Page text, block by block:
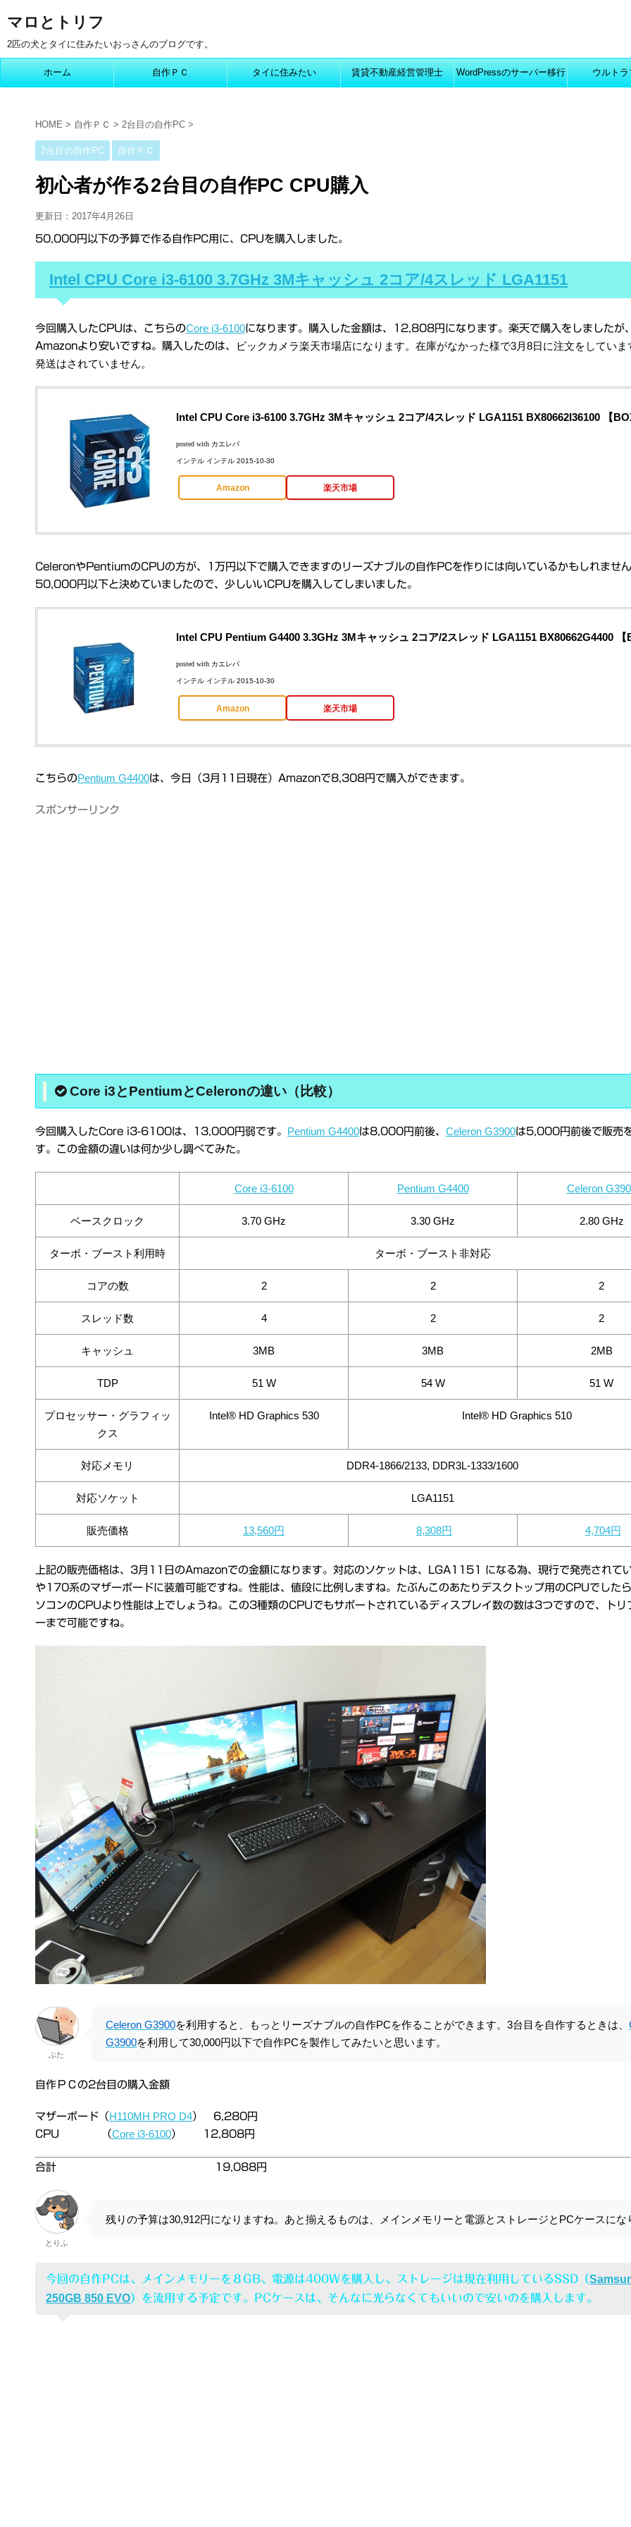
マロとトリフ
2匹の犬とタイに住みたいおっさんのブログです。
ホーム 自作ＰＣ タイに住みたい 賃貸不動産経営管理士 WordPressのサーバー移行 ウルトラ
HOME > 自作ＰＣ > 2台目の自作PC >
2台目の自作PC 自作ＰＣ
初心者が作る2台目の自作PC CPU購入
更新日： 2017年4月26日
50,000円以下の予算で作る自作PC用に、CPUを購入しました。
Intel CPU Core i3-6100 3.7GHz 3Mキャッシュ 2コア/4スレッド LGA1151
今回購入したCPUは、こちらのCore i3-6100になります。購入した金額は、12,808円になります。楽天で購入をしましたが
Amazonより安いですね。購入したのは、
ビックカメラ楽天市場店になります。在庫がなかった様で3月8日に注文をしていま
発送はされていません。
Intel CPU Core i3-6100 3.7GHz 3Mキャッシュ 2コア/4スレッド LGA1151 BX80662I36100 【
posted with カエレバ
インテル インテル 2015-10-30
Amazon 楽天市場
CeleronやPentiumのCPUの方が、1万円以下で購入できますのリーズナブルの自作PCを作りには向いているかもしれませ
50,000円以下と決めていましたので、少しいいCPUを購入してしまいました。
Intel CPU Pentium G4400 3.3GHz 3Mキャッシュ 2コア/2スレッド LGA1151 BX80662G4400 【
posted with カエレバ
インテル インテル 2015-10-30
Amazon 楽天市場
こちらのPentium G4400は、今日（3月11日現在）Amazonで8,308円で購入ができます。
スポンサーリンク
Core i3とPentiumとCeleronの違い（比較）
今回購入したCore i3-6100は、13,000円弱です。 Pentium G4400は8,000円前後、 Celeron G3900は5,000円前後で販売
す。この金額の違いは何か少し調べてみた。
Core i3-6100 Pentium G4400 Celeron
ベースクロック 3.70 GHz 3.30 GHz 2.80 GHz
ターボ・ブースト利用時 ターボ・ブースト非対応
コアの数 2 2 2
スレッド数 4 2 2
キャッシュ 3MB 3MB 2MB
TDP 51 W 54 W 51 W
プロセッサー・グラフィッ
クス
Intel® HD Graphics 530 Intel® HD Graphics 510
対応メモリ DDR4-1866/2133, DDR3L-1333/1600
対応ソケット LGA1151
販売価格 13,560円 8,308円 4,704円
上記の販売価格は、3月11日のAmazonでの金額になります。対応のソケットは、LGA1151 になる為、現行で発売されて
や170系のマザーボードに装着可能ですね。性能は、値段に比例しますね。たぶんこのあたりデスクトップ用のCPUでした
ソコンのCPUより性能は上でしょうね。この3種類のCPUでもサポートされているディスプレイ数の数は3つですので、トリ
ーまで可能ですね。
ぶた
Celeron G3900を利用すると、もっとリーズナブルの自作PCを作ることができます。3台目を自作するときは、
G3900を利用して30,000円以下で自作PCを製作してみたいと思います。
自作ＰＣの2台目の購入金額
マザーボード（ H110MH PRO D4） 6,280円
CPU （Core i3-6100） 12,808円
合計 19,088円
とりふ
残りの予算は30,912円になりますね。あと揃えるものは、メインメモリーと電源とストレージとPCケースにな
今回の自作PCは、メインメモリーを８GB、電源は400Wを購入し、ストレージは現在利用しているSSD（
250GB 850 EVO）を流用する予定です。PCケースは、そんなに光らなくてもいいので安いのを購入します。